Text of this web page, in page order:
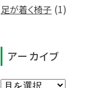
足が着く椅子 (1)
アーカイブ